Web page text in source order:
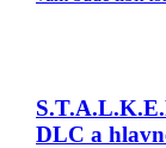
DLC a